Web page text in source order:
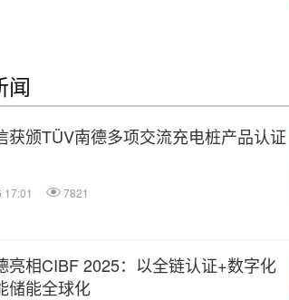
闻
获颁TÜV南德多项交流充电桩产品认证
7821
亮相CIBF 2025：以全链认证+数字化
储能全球化